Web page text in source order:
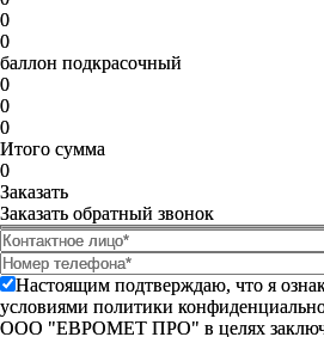
0
0
баллон подкрасочный
0
0
0
Итого сумма
0
Заказать
Заказать обратный звонок
Настоящим подтверждаю, что я
условиями политики
ООО "ЕВРОМЕТ ПРО" в целях